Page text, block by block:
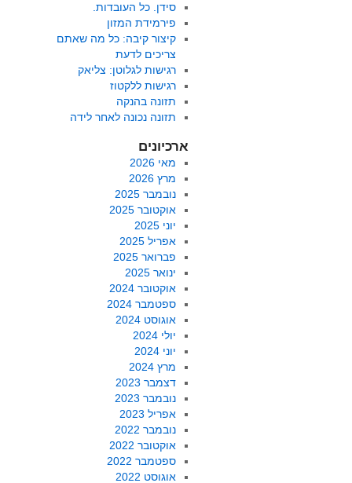
סידן. כל העובדות.
פירמידת המזון
קיצור קיבה: כל מה שאתם
צריכים לדעת
רגישות לגלוטן: צליאק
רגישות ללקטוז
תזונה בהנקה
תזונה נכונה לאחר לידה
ארכיונים
מאי 2026
מרץ 2026
נובמבר 2025
אוקטובר 2025
יוני 2025
אפריל 2025
פברואר 2025
ינואר 2025
אוקטובר 2024
ספטמבר 2024
אוגוסט 2024
יולי 2024
יוני 2024
מרץ 2024
דצמבר 2023
נובמבר 2023
אפריל 2023
נובמבר 2022
אוקטובר 2022
ספטמבר 2022
אוגוסט 2022